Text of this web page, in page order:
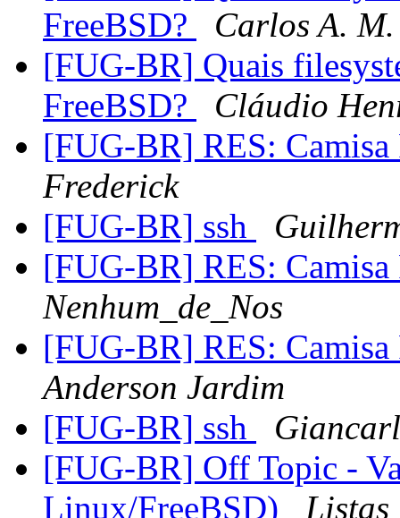
FreeBSD?
Carlos A.
[FUG-BR] Quais
FreeBSD?
Cláudio
[FUG-BR] RES:
Frederick
[FUG-BR] ssh
[FUG-BR] RES:
Nenhum_de_Nos
[FUG-BR] RES:
Anderson Jardim
[FUG-BR] ssh
[FUG-BR] Off Topic -
Linux/FreeBSD)
Listas